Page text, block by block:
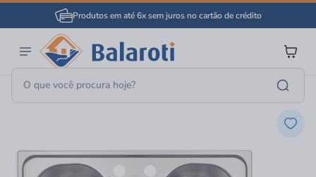
Produtos em até 6x sem juros no cartão de crédito
Cozinha E Área De Serviço